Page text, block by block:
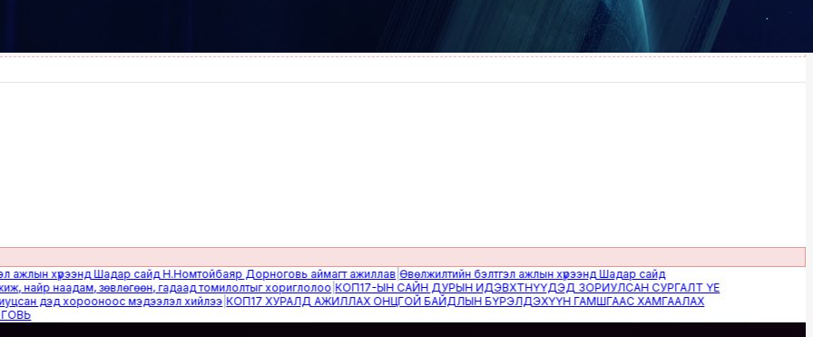
хүрээнд Шадар сайд Н.Номтойбаяр Дорноговь аймагт ажиллав|Өвөлжилтийн бэлтгэл ажлын хүрээнд Шадар сайд
наадам, зөвлөгөөн, гадаад томилолтыг хориглолоо|КОП17-ЫН САЙН ДУРЫН ИДЭВХТНҮҮДЭД ЗОРИУЛСАН СУРГАЛТ ҮЕ
дэд хорооноос мэдээлэл хийлээ|КОП17 ХУРАЛД АЖИЛЛАХ ОНЦГОЙ БАЙДЛЫН БҮРЭЛДЭХҮҮН ГАМШГААС ХАМГААЛАХ